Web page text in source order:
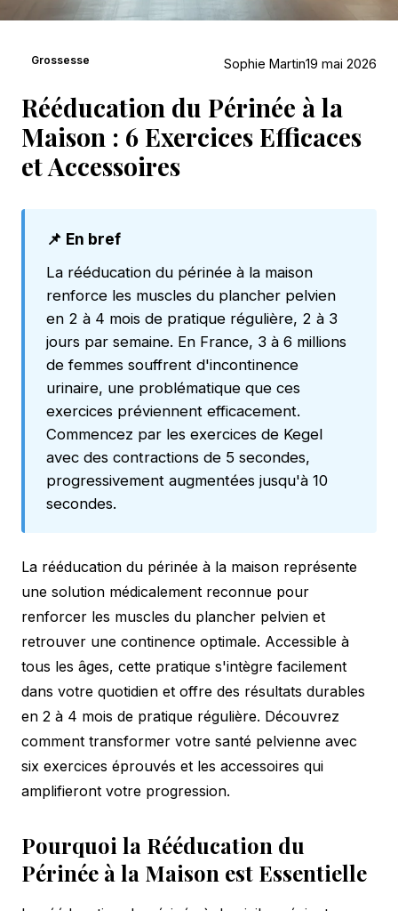
Grossesse Sophie Martin19 mai 2026
Rééducation du Périnée à la
Maison : 6 Exercices Efficaces
et Accessoires
📌 En bref
La rééducation du périnée à la maison
renforce les muscles du plancher pelvien
en 2 à 4 mois de pratique régulière, 2 à 3
jours par semaine. En France, 3 à 6 millions
de femmes souffrent d'incontinence
urinaire, une problématique que ces
exercices préviennent efficacement.
Commencez par les exercices de Kegel
avec des contractions de 5 secondes,
progressivement augmentées jusqu'à 10
secondes.
La rééducation du périnée à la maison représente
une solution médicalement reconnue pour
renforcer les muscles du plancher pelvien et
retrouver une continence optimale. Accessible à
tous les âges, cette pratique s'intègre facilement
dans votre quotidien et offre des résultats durables
en 2 à 4 mois de pratique régulière. Découvrez
comment transformer votre santé pelvienne avec
six exercices éprouvés et les accessoires qui
amplifieront votre progression.
Pourquoi la Rééducation du
Périnée à la Maison est Essentielle